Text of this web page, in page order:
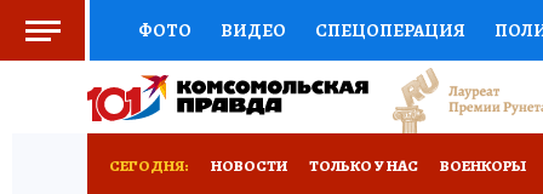
ФОТО ВИДЕО СПЕЦОПЕРАЦИЯ
СОЦПОДДЕРЖКА НАУКА СПОРТ
СЕГОДНЯ: НОВОСТИ ТОЛЬКО У НАС ВОЕНКОРЫ